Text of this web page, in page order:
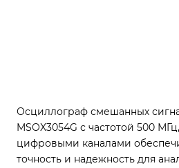
Осциллограф смешанных
MSOX3054G с частотой 500
цифровыми каналами
точность и надежность для